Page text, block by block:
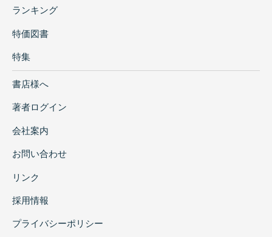
ランキング
特価図書
特集
書店様へ
著者ログイン
会社案内
お問い合わせ
リンク
採用情報
プライバシーポリシー